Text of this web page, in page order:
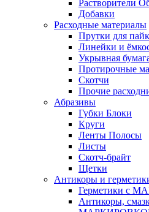
Растворители
Добавки
Расходные материалы
Прутки для
Линейки и
Укрывная
Протирочные
Скотчи
Прочие
Абразивы
Губки Блоки
Круги
Ленты Полосы
Листы
Скотч-брайт
Щетки
Антикоры и
Герметики с
Антикоры,